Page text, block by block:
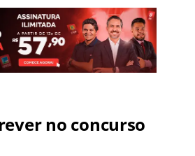
no concurso